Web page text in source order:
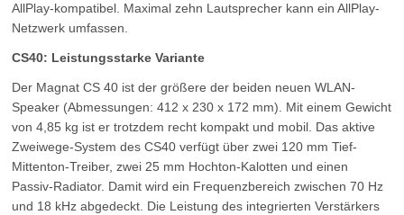
AllPlay-kompatibel. Maximal zehn Lautsprecher kann ein AllPlay-
Netzwerk umfassen.
CS40: Leistungsstarke Variante
Der Magnat CS 40 ist der größere der beiden neuen WLAN-
Speaker (Abmessungen: 412 x 230 x 172 mm). Mit einem Gewicht
von 4,85 kg ist er trotzdem recht kompakt und mobil. Das aktive
Zweiwege-System des CS40 verfügt über zwei 120 mm Tief-
Mittenton-Treiber, zwei 25 mm Hochton-Kalotten und einen
Passiv-Radiator. Damit wird ein Frequenzbereich zwischen 70 Hz
und 18 kHz abgedeckt. Die Leistung des integrierten Verstärkers